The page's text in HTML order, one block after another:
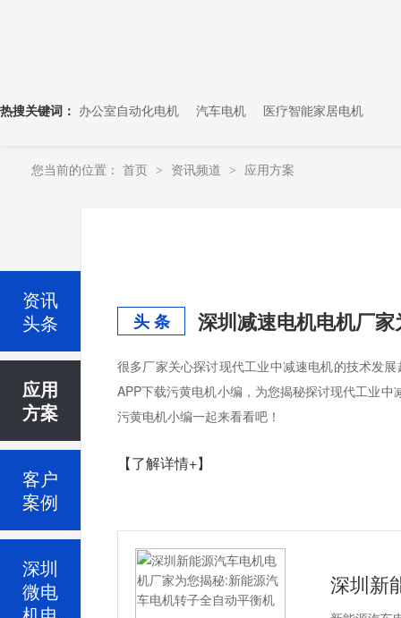
热搜关键词： 办公室自动化电机 汽车电机 医疗智能家居电机
您当前的位置： 首页 > 资讯频道 > 应用方案
头 条
很多厂家关心探讨现代工业中减速电机的技术发
APP下载污黄电机小编，为您揭秘探讨现代工业
污黄电机小编一起来看看吧！
【了解详情+】
深圳新
资讯
头条
应用
方案
客户
案例
深圳
微电